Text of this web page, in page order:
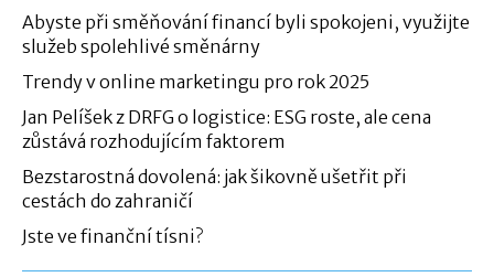
Abyste při směňování financí byli spokojeni, využijte
služeb spolehlivé směnárny
Trendy v online marketingu pro rok 2025
Jan Pelíšek z DRFG o logistice: ESG roste, ale cena
zůstává rozhodujícím faktorem
Bezstarostná dovolená: jak šikovně ušetřit při
cestách do zahraničí
Jste ve finanční tísni?